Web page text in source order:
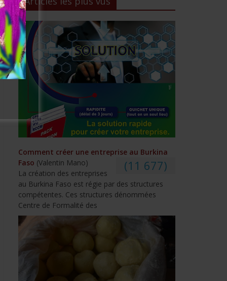
Comment créer une entreprise au Burkina
Faso (Valentin Mano) (11 677)
La création des entreprises
au Burkina Faso est régie par des structures
compétentes. Ces structures dénommées
Centre de Formalité des